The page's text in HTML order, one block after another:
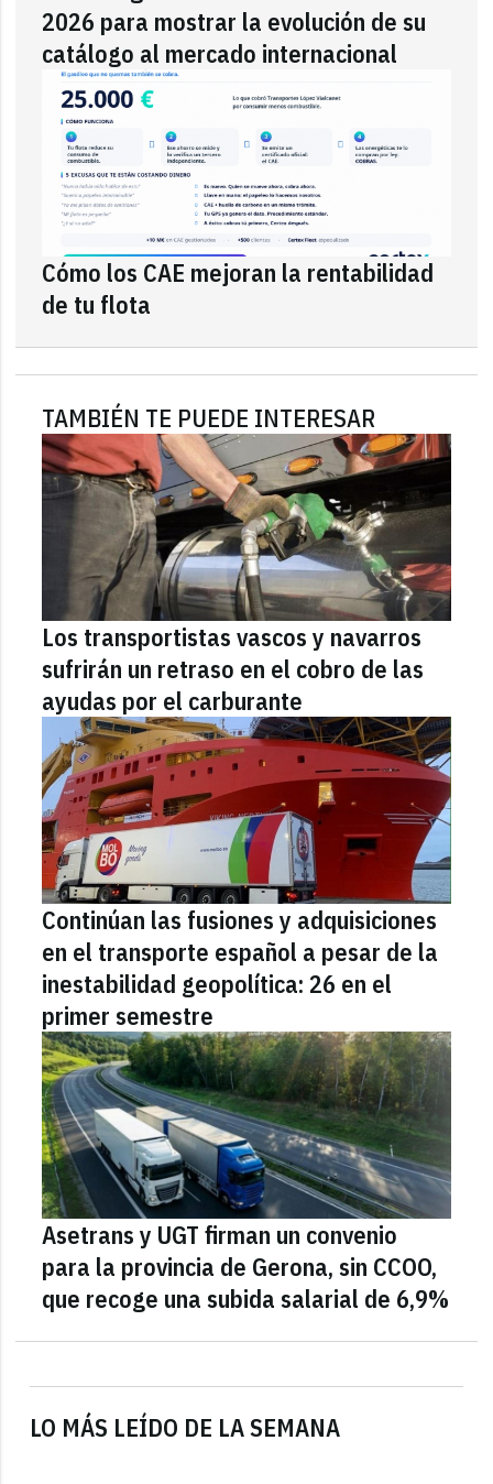
LO MÁS LEÍDO DE LA SEMANA
2026 para mostrar la evolución de su
catálogo al mercado internacional
Cómo los CAE mejoran la rentabilidad
de tu flota
TAMBIÉN TE PUEDE INTERESAR
Los transportistas vascos y navarros
sufrirán un retraso en el cobro de las
ayudas por el carburante
Continúan las fusiones y adquisiciones
en el transporte español a pesar de la
inestabilidad geopolítica: 26 en el
primer semestre
Asetrans y UGT firman un convenio
para la provincia de Gerona, sin CCOO,
que recoge una subida salarial de 6,9%